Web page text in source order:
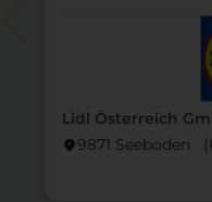
Lidl Österreich
location_on9871 Seeboden